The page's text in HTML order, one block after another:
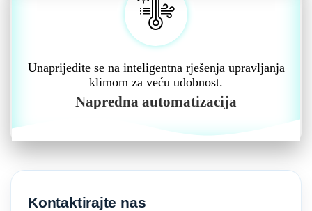
Unaprijedite se na inteligentna rješenja upravljanja
klimom za veću udobnost.
Napredna automatizacija
Kontaktirajte nas